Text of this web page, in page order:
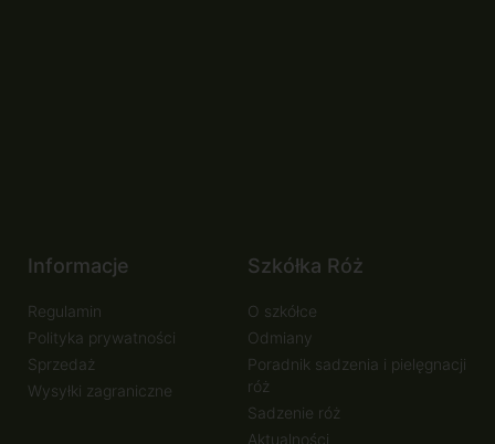
Informacje
Regulamin
Polityka prywatności
Sprzedaż
Wysyłki zagraniczne
Szkółka Róż
O szkółce
Odmiany
Poradnik sadzenia i pielęgnacji
róż
Sadzenie róż
Aktualności